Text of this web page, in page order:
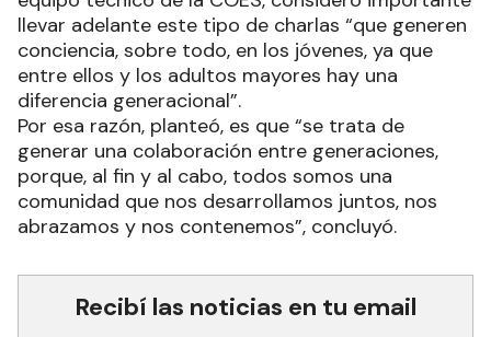
llevar adelante este tipo de charlas “que generen
conciencia, sobre todo, en los jóvenes, ya que
entre ellos y los adultos mayores hay una
diferencia generacional”.
Por esa razón, planteó, es que “se trata de
generar una colaboración entre generaciones,
porque, al fin y al cabo, todos somos una
comunidad que nos desarrollamos juntos, nos
abrazamos y nos contenemos”, concluyó.
Recibí las noticias en tu email